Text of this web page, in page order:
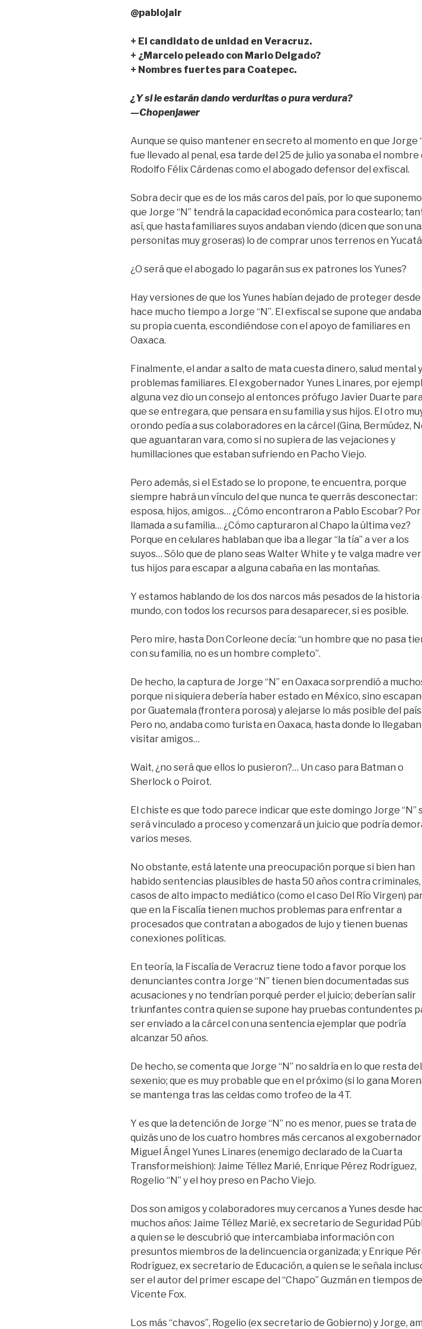
c
e
b
o
o
k
tt
er
s
A
p
p
p
ar
tir
@pablojair
+ El candidato de unidad en Veracruz.
+ ¿Marcelo peleado con Mario Delgado?
+ Nombres fuertes para Coatepec.
¿Y si le estarán dando verduritas o pura verdura?
—Chopenjawer
Aunque se quiso mantener en secreto al momento en que Jorge
fue llevado al penal, esa tarde del 25 de julio ya sonaba el nombre
Rodolfo Félix Cárdenas como el abogado defensor del exfiscal.
Sobra decir que es de los más caros del país, por lo que
que Jorge “N” tendrá la capacidad económica para costearlo;
así, que hasta familiares suyos andaban viendo (dicen que son
personitas muy groseras) lo de comprar unos terrenos en
¿O será que el abogado lo pagarán sus ex patrones los Yunes?
Hay versiones de que los Yunes habían dejado de proteger desde
hace mucho tiempo a Jorge “N”. El exfiscal se supone que
su propia cuenta, escondiéndose con el apoyo de familiares en
Oaxaca.
Finalmente, el andar a salto de mata cuesta dinero, salud mental y
problemas familiares. El exgobernador Yunes Linares, por
alguna vez dio un consejo al entonces prófugo Javier Duarte para
que se entregara, que pensara en su familia y sus hijos. El otro
orondo pedía a sus colaboradores en la cárcel (Gina, Bermúdez,
que aguantaran vara, como si no supiera de las vejaciones y
humillaciones que estaban sufriendo en Pacho Viejo.
Pero además, si el Estado se lo propone, te encuentra, porque
siempre habrá un vínculo del que nunca te querrás desconectar:
esposa, hijos, amigos… ¿Cómo encontraron a Pablo Escobar? Por
llamada a su familia… ¿Cómo capturaron al Chapo la última vez?
Porque en celulares hablaban que iba a llegar “la tía” a ver a los
suyos… Sólo que de plano seas Walter White y te valga madre ver
tus hijos para escapar a alguna cabaña en las montañas.
Y estamos hablando de los dos narcos más pesados de la historia
mundo, con todos los recursos para desaparecer, si es posible.
Pero mire, hasta Don Corleone decía: “un hombre que no pasa
con su familia, no es un hombre completo”.
De hecho, la captura de Jorge “N” en Oaxaca sorprendió a
porque ni siquiera debería haber estado en México, sino
por Guatemala (frontera porosa) y alejarse lo más posible del
Pero no, andaba como turista en Oaxaca, hasta donde lo llegaban
visitar amigos…
Wait, ¿no será que ellos lo pusieron?… Un caso para Batman o
Sherlock o Poirot.
El chiste es que todo parece indicar que este domingo Jorge “N”
será vinculado a proceso y comenzará un juicio que podría
varios meses.
No obstante, está latente una preocupación porque si bien han
habido sentencias plausibles de hasta 50 años contra criminales,
casos de alto impacto mediático (como el caso Del Río Virgen)
que en la Fiscalía tienen muchos problemas para enfrentar a
procesados que contratan a abogados de lujo y tienen buenas
conexiones políticas.
En teoría, la Fiscalía de Veracruz tiene todo a favor porque los
denunciantes contra Jorge “N” tienen bien documentadas sus
acusaciones y no tendrían porqué perder el juicio; deberían salir
triunfantes contra quien se supone hay pruebas contundentes
ser enviado a la cárcel con una sentencia ejemplar que podría
alcanzar 50 años.
De hecho, se comenta que Jorge “N” no saldría en lo que resta del
sexenio; que es muy probable que en el próximo (si lo gana
se mantenga tras las celdas como trofeo de la 4T.
Y es que la detención de Jorge “N” no es menor, pues se trata de
quizás uno de los cuatro hombres más cercanos al exgobernador
Miguel Ángel Yunes Linares (enemigo declarado de la Cuarta
Transformeishion): Jaime Téllez Marié, Enrique Pérez Rodríguez,
Rogelio “N” y el hoy preso en Pacho Viejo.
Dos son amigos y colaboradores muy cercanos a Yunes desde
muchos años: Jaime Téllez Marié, ex secretario de Seguridad
a quien se le descubrió que intercambiaba información con
presuntos miembros de la delincuencia organizada; y Enrique
Rodríguez, ex secretario de Educación, a quien se le señala
ser el autor del primer escape del “Chapo” Guzmán en tiempos de
Vicente Fox.
Los más “chavos”, Rogelio (ex secretario de Gobierno) y Jorge,